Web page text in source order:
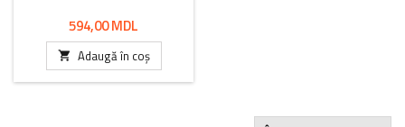
Preț
594,00 MDL
 Adaugă în coș